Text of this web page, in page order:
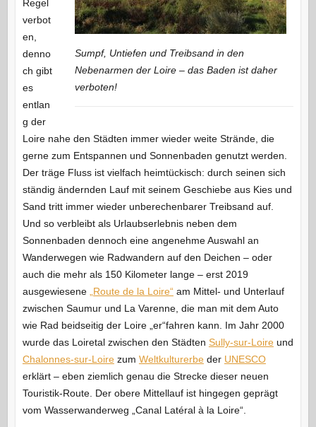
Sumpf, Untiefen und Treibsand in den
Nebenarmen der Loire – das Baden ist daher
verboten!
Regel
verbot
en,
denno
ch gibt
es
entlan
g der
Loire nahe den Städten immer wieder weite Strände, die
gerne zum Entspannen und Sonnenbaden genutzt werden.
Der träge Fluss ist vielfach heimtückisch: durch seinen sich
ständig ändernden Lauf mit seinem Geschiebe aus Kies und
Sand tritt immer wieder unberechenbarer Treibsand auf.
Und so verbleibt als Urlaubserlebnis neben dem
Sonnenbaden dennoch eine angenehme Auswahl an
Wanderwegen wie Radwandern auf den Deichen – oder
auch die mehr als 150 Kilometer lange – erst 2019
ausgewiesene
„Route de la Loire“ am Mittel- und Unterlauf
zwischen Saumur und La Varenne, die man mit dem Auto
wie Rad beidseitig der Loire „er“fahren kann. Im Jahr 2000
wurde das Loiretal zwischen den Städten Sully-sur-Loireund
Chalonnes-sur-Loirezum Weltkulturerbeder UNESCO
erklärt – eben ziemlich genau die Strecke dieser neuen
Touristik-Route. Der obere Mittellauf ist hingegen geprägt
vom Wasserwanderweg „Canal Latéral à la Loire“.